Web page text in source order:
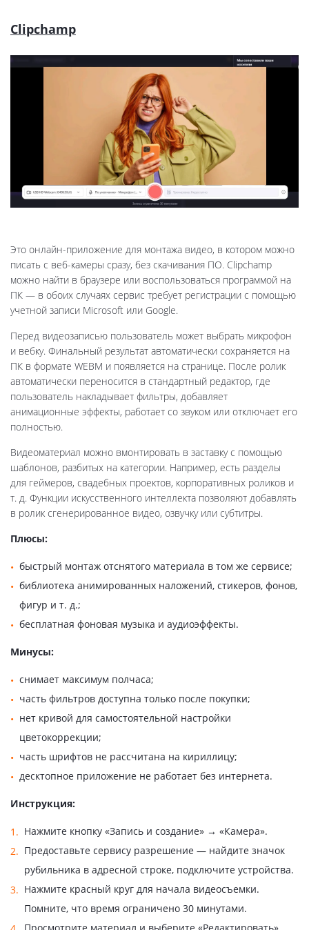
Clipchamp
Это онлайн-приложение для монтажа видео, в котором можно
писать с веб-камеры сразу, без скачивания ПО. Clipchamp
можно найти в браузере или воспользоваться программой на
ПК — в обоих случаях сервис требует регистрации с помощью
учетной записи Microsoft или Google.
Перед видеозаписью пользователь может выбрать микрофон
и вебку. Финальный результат автоматически сохраняется на
ПК в формате WEBM и появляется на странице. После ролик
автоматически переносится в стандартный редактор, где
пользователь накладывает фильтры, добавляет
анимационные эффекты, работает со звуком или отключает его
полностью.
Видеоматериал можно вмонтировать в заставку с помощью
шаблонов, разбитых на категории. Например, есть разделы
для геймеров, свадебных проектов, корпоративных роликов и
т. д. Функции искусственного интеллекта позволяют добавлять
в ролик сгенерированное видео, озвучку или субтитры.
Плюсы:
быстрый монтаж отснятого материала в том же сервисе;
библиотека анимированных наложений, стикеров, фонов,
фигур и т. д.;
бесплатная фоновая музыка и аудиоэффекты.
Минусы:
снимает максимум полчаса;
часть фильтров доступна только после покупки;
нет кривой для самостоятельной настройки
цветокоррекции;
часть шрифтов не рассчитана на кириллицу;
десктопное приложение не работает без интернета.
Инструкция:
Нажмите кнопку «Запись и создание» → «Камера».
Предоставьте сервису разрешение — найдите значок
рубильника в адресной строке, подключите устройства.
Нажмите красный круг для начала видеосъемки.
Помните, что время ограничено 30 минутами.
Просмотрите материал и выберите «Редактировать»,